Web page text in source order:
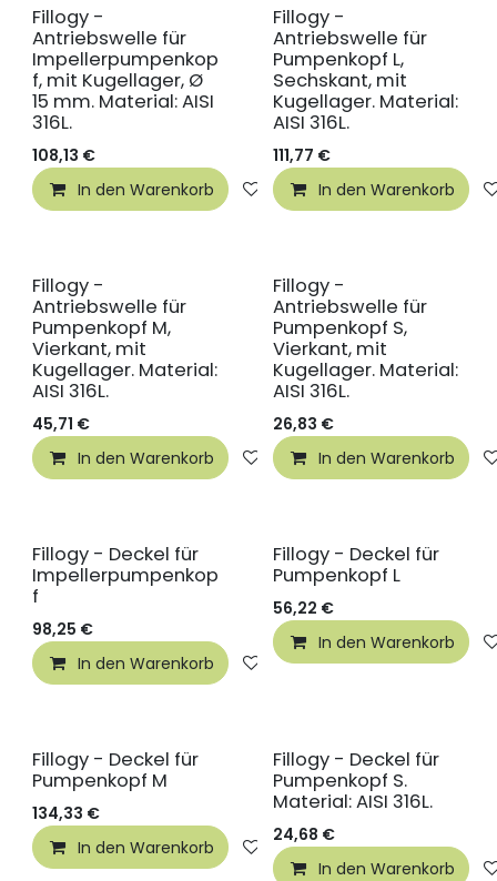
Fillogy -
Antriebswelle für
Impellerpumpenkop
f, mit Kugellager, Ø
15 mm. Material: AISI
316L.
108,13 €
In den Warenkorb
Auf die Wunschliste
Fillogy -
Antriebswelle für
Pumpenkopf L,
Sechskant, mit
Kugellager. Material:
AISI 316L.
111,77 €
In den Warenkorb
Fillogy -
Antriebswelle für
Pumpenkopf M,
Vierkant, mit
Kugellager. Material:
AISI 316L.
45,71 €
In den Warenkorb
Auf die Wunschliste
Fillogy -
Antriebswelle für
Pumpenkopf S,
Vierkant, mit
Kugellager. Material:
AISI 316L.
26,83 €
In den Warenkorb
Fillogy - Deckel für
Impellerpumpenkop
f
98,25 €
In den Warenkorb
Auf die Wunschliste
Fillogy - Deckel für
Pumpenkopf L
56,22 €
In den Warenkorb
Fillogy - Deckel für
Pumpenkopf M
134,33 €
In den Warenkorb
Auf die Wunschliste
Fillogy - Deckel für
Pumpenkopf S.
Material: AISI 316L.
24,68 €
In den Warenkorb